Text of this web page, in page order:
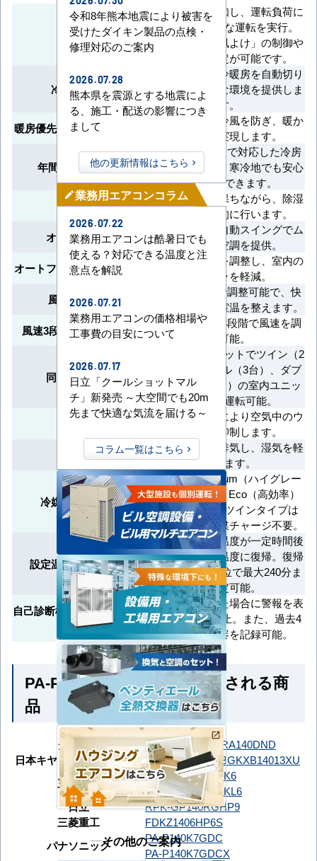
エコナビ
人の動きを検知し、運転負荷に
応じて効率的な運転を実行。
「風あて」「風よけ」の制御や
個別風向設定が可能です。
冷暖自動切換
室温に応じて冷暖房を自動切り
替えし、快適な環境を提供しま
す。
暖房優先（ホットスタート）
暖房開始時に冷風を防ぎ、暖か
い空調を実現します。
年間冷房（-15°C）
外気温-15°Cまで対応した冷房
運転が可能で、寒冷地でも安心
して使用できます。
ドライ機能
室温を一定に保ちながら、除湿
運転を効果的に行います。
オートスイング
左右方向への自動スイングでム
ラのない空調を提供。
オートフラップ（風向調整）
自動的に風向を調整し、室内の
温度ムラを軽減。
風速5段階切換
風速を5段階で調整可能で、快
適かつ迅速に室温を整えます。
風速3段階切替（急強弱）
急・強・弱の3段階で風速を調
整可能。
同時運転マルチ
1台の室外ユニットでツイン（2
台）、トリプル（3台）、ダブ
ルツイン（4台）の室内ユニッ
トを同時運転可能。
ナノイーX
ナノイー技術により空気中のウ
イルスを抑制します。
内部乾燥
室内の空気を排気し、湿気を軽
減します。
冷媒チャージレス
XEPHY Premium（ハイグレー
ド）やXEPHY Eco（高効率）
のシングル・ツインタイプは
30m未満で冷媒チャージ不要。
設定温度自動リターン
変更した設定温度が一定時間後
に自動で元の温度に復帰。復帰
時間は10分単位で最大240分ま
で設定可能。
自己診断機能/サービスチェッ
ク機能
異常が発生した場合に警報を表
示し運転を停止。また、過去4
件の警報内容を記録可能。
PA-P140K7GDC とよく比較される商
品
ダイキン SSRA140DD SSRA140DND
日本キヤリア（旧：東芝）
GKXB14013MUBGKXB14013XU
三菱電機
PKZX-ZRMP140K6
PKZX-ZRMP140KL6
日立
RPK-GP140RGHP9
三菱重工
FDKZ1406HP6S
パナソニック
PA-P140K7GDC
PA-P140K7GDCX
令和8年熊本地震により被害を
受けたダイキン製品の点検・
修理対応のご案内
2026.07.28
熊本県を震源とする地震によ
る、施工・配送の影響につき
まして
他の更新情報はこちら
mode_edit業務用エアコンコラム
2026.07.22
業務用エアコンは酷暑日でも
使える？対応できる温度と注
意点を解説
2026.07.21
業務用エアコンの価格相場や
工事費の目安について
2026.07.17
日立「クールショットマル
チ」新発売 ～大空間でも20m
先まで快適な気流を届ける～
コラム一覧はこちら
その他のご案内